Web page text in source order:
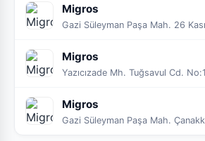
Migros
Migros
Yazıcızade Mh. Tuğsavul Cd.
Migros